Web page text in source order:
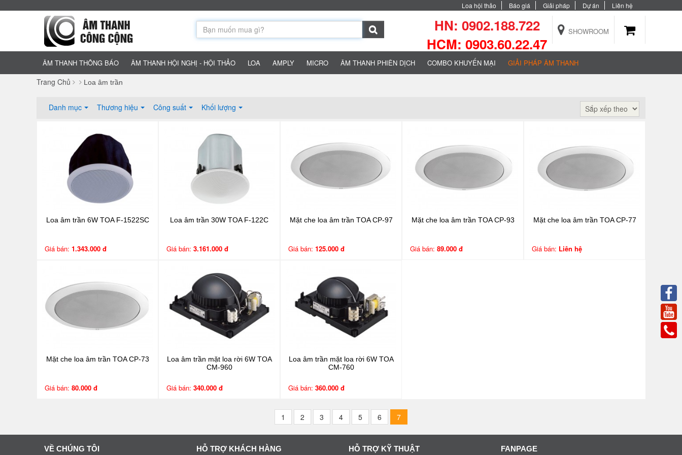
Loa hội thảo Báo giá Giải pháp Dự án Liên hệ
HN: 0902.188.722
HCM: 0903.60.22.47
SHOWROOM
ÂM THANH THÔNG BÁO ÂM THANH HỘI NGHỊ - HỘI THẢO LOA AMPLY MICRO ÂM THANH PHIÊN DỊCH COMBO KHUYẾN MẠI GIẢI PHÁP ÂM THANH
Trang Chủ Loa âm trần
Danh mục Thương hiệu Công suất Khối lượng
Loa âm trần 6W TOA F-1522SC
Giá bán: 1.343.000 đ
Loa âm trần 30W TOA F-122C
Giá bán: 3.161.000 đ
Mặt che loa âm trần TOA CP-97
Giá bán: 125.000 đ
Mặt che loa âm trần TOA CP-93
Giá bán: 89.000 đ
Mặt che loa âm trần TOA CP-77
Giá bán: Liên hệ
Mặt che loa âm trần TOA CP-73
Giá bán: 80.000 đ
Loa âm trần mặt loa rời 6W TOA
CM-960
Giá bán: 340.000 đ
Loa âm trần mặt loa rời 6W TOA
CM-760
Giá bán: 360.000 đ
1 2 3 4 5 6 7
VỀ CHÚNG TÔI HỖ TRỢ KHÁCH HÀNG HỖ TRỢ KỸ THUẬT FANPAGE